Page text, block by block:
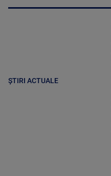
ȘTIRI ACTUALE